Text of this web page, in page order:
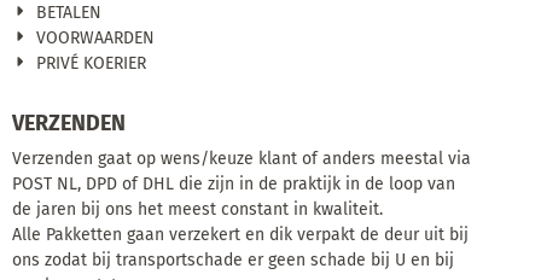
BETALEN
VOORWAARDEN
PRIVÉ KOERIER
VERZENDEN
Verzenden gaat op wens/keuze klant of anders meestal via
POST NL, DPD of DHL die zijn in de praktijk in de loop van
de jaren bij ons het meest constant in kwaliteit.
Alle Pakketten gaan verzekert en dik verpakt de deur uit bij
ons zodat bij transportschade er geen schade bij U en bij